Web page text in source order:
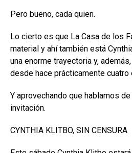
Pero bueno, cada quien.
Lo cierto es que La Casa de los
material y ahí también está
una enorme trayectoria y,
desde hace prácticamente cuatro
Y aprovechando que hablamos
invitación.
CYNTHIA KLITBO, SIN CENSURA